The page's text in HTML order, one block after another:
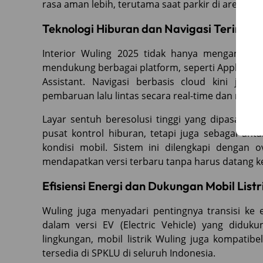
rasa aman lebih, terutama saat parkir di area
Teknologi Hiburan dan Navigasi
Interior Wuling 2025 tidak hanya
mendukung berbagai platform, seperti Apple
Assistant. Navigasi berbasis cloud kini juga
pembaruan lalu lintas secara real-time dan rute
Layar sentuh beresolusi tinggi yang dipasang
pusat kontrol hiburan, tetapi juga sebagai
kondisi mobil. Sistem ini dilengkapi dengan
mendapatkan versi terbaru tanpa harus datang
Efisiensi Energi dan Dukungan Mobil
Wuling juga menyadari pentingnya transisi
dalam versi EV (Electric Vehicle) yang
lingkungan, mobil listrik Wuling juga
tersedia di SPKLU di seluruh Indonesia.